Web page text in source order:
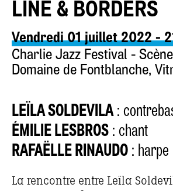
LINE & BORDERS
Vendredi 01 juillet 2022 -
Charlie Jazz Festival -
Domaine de Fontblanche,
LEÏLA SOLDEVILA:
ÉMILIE LESBROS : chant
RAFAËLLE RINAUDO : harpe
La rencontre entre Leïla